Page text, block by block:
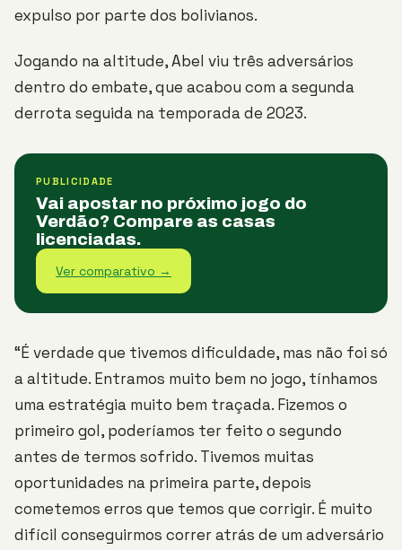
expulso por parte dos bolivianos.
Jogando na altitude, Abel viu três adversários
dentro do embate, que acabou com a segunda
derrota seguida na temporada de 2023.
PUBLICIDADE
Vai apostar no próximo jogo do
Verdão? Compare as casas
licenciadas.
Ver comparativo →
“É verdade que tivemos dificuldade, mas não foi só
a altitude. Entramos muito bem no jogo, tínhamos
uma estratégia muito bem traçada. Fizemos o
primeiro gol, poderíamos ter feito o segundo
antes de termos sofrido. Tivemos muitas
oportunidades na primeira parte, depois
cometemos erros que temos que corrigir. É muito
difícil conseguirmos correr atrás de um adversário